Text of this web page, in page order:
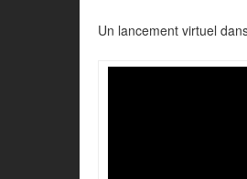
Un lancement virtuel